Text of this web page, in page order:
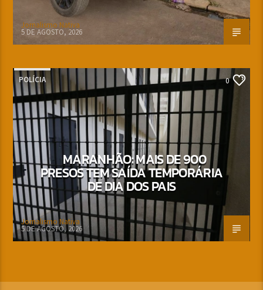
Jornalismo Nativa
5 DE AGOSTO, 2026
POLÍCIA 0
MARANHÃO: MAIS DE 900
PRESOS TEM SAÍDA TEMPORÁRIA
DE DIA DOS PAIS
Jornalismo Nativa
5 DE AGOSTO, 2026